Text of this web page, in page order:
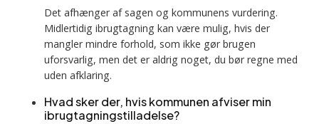
Det afhænger af sagen og kommunens vurdering.
Midlertidig ibrugtagning kan være mulig, hvis der
mangler mindre forhold, som ikke gør brugen
uforsvarlig, men det er aldrig noget, du bør regne med
uden afklaring.
Hvad sker der, hvis kommunen afviser min
ibrugtagningstilladelse?